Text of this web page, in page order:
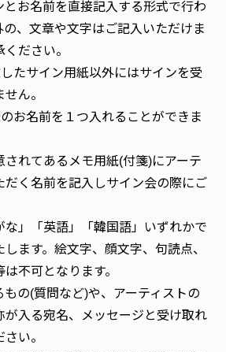
とお名前を直接記入する形式で行わ
の、文章や文字はご記入いただけま
ださい。
たサイン用紙以外にはサインを受
ん。
お名前を１つ入れることができま
れてあるメモ用紙(付箋)にアーテ
だく名前を記入しサイン会の際にご
」「英語」「韓国語」いずれかで
ます。絵文字、顔文字、句読点、
不可となります。
の(質問など)や、アーティストの
が入る宛名、メッセージと受け取れ
い。